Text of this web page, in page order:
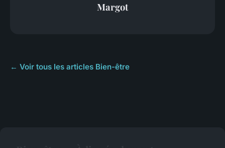
Margot
← Voir tous les articles Bien-être